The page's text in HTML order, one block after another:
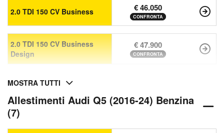
2.0 TDI 150 CV Business € 46.050
CONFRONTA
2.0 TDI 150 CV Business
Design
€ 47.900
CONFRONTA
MOSTRA TUTTI
Allestimenti Audi Q5 (2016-24) Benzina
(7)